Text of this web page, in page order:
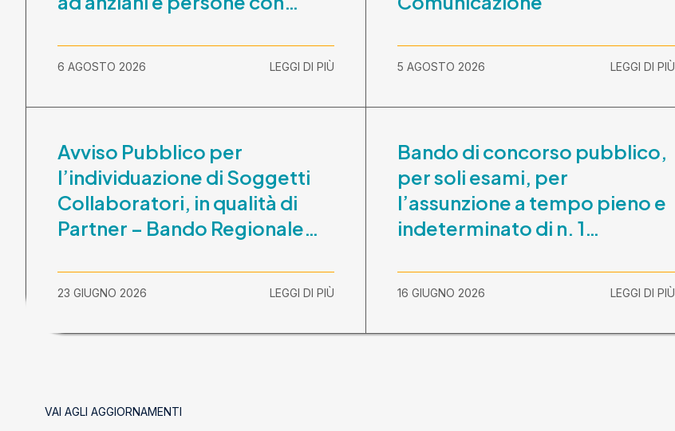
ottobre 2026-30 settembre
2029
6 AGOSTO 2026 LEGGI DI PIÙ 5 AGOSTO 2026 LEGGI DI PIÙ
Avviso Pubblico per
l’individuazione di Soggetti
Collaboratori, in qualità di
Partner – Bando Regionale
2026” – CUP
E81B26000210003
23 GIUGNO 2026 LEGGI DI PIÙ
Bando di concorso pubblico,
per soli esami, per
l’assunzione a tempo pieno e
indeterminato di n. 1
Comunicazione prova scritta
e prova orale
16 GIUGNO 2026 LEGGI DI PIÙ
VAI AGLI AGGIORNAMENTI